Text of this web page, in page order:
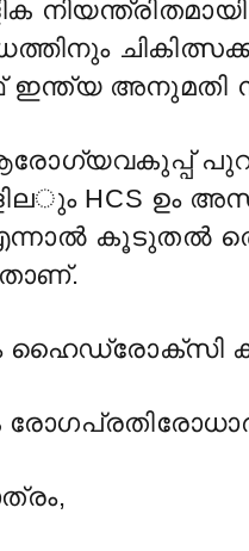
അനുമതി
ും HCS ഉം
കൂടുതൽ
.
ഹൈഡ്രോക്സി